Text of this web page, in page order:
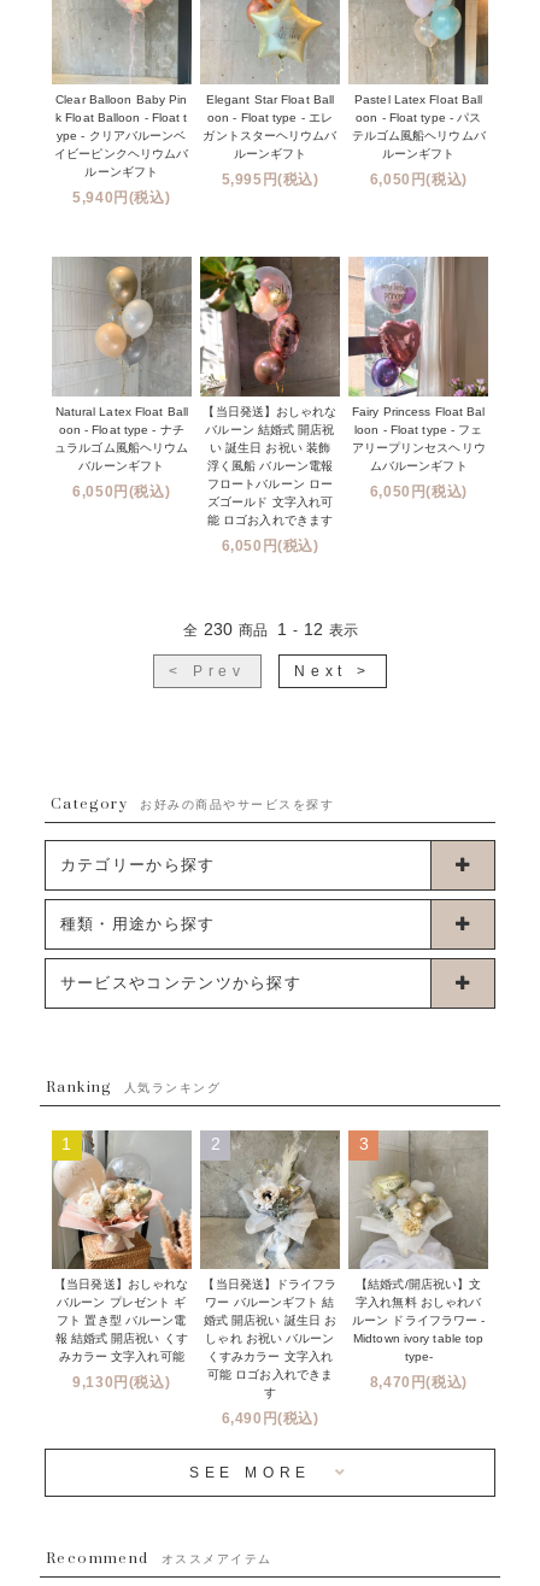
Clear Balloon Baby Pin
k Float Balloon - Float t
ype - クリアバルーンベ
イビーピンクヘリウムバ
ルーンギフト
5,940円(税込)
Elegant Star Float Ball
oon - Float type - エレ
ガントスターヘリウムバ
ルーンギフト
5,995円(税込)
Pastel Latex Float Ball
oon - Float type - パス
テルゴム風船ヘリウムバ
ルーンギフト
6,050円(税込)
Natural Latex Float Ball
oon - Float type - ナチ
ュラルゴム風船ヘリウム
バルーンギフト
6,050円(税込)
【当日発送】おしゃれな
バルーン 結婚式 開店祝
い 誕生日 お祝い 装飾
浮く風船 バルーン電報
フロートバルーン ロー
ズゴールド 文字入れ可
能 ロゴお入れできます
6,050円(税込)
Fairy Princess Float Bal
loon - Float type - フェ
アリープリンセスヘリウ
ムバルーンギフト
6,050円(税込)
全 230 商品 1 - 12 表示
< Prev Next >
Category お好みの商品やサービスを探す
カテゴリーから探す
卓上タイプバルーン
ブーケタイプバルーン
ムーンリットバルーン
コンフェッティバルーン
フリンジバルーン
デコレーションセット
プロップスバルーン
オプション
成人式・卒業式・入学式バルーンブーケ
種類・用途から探す
お誕生日
開店・周年祝い
発表会・劇場
その他お祝い
クリスマス
新商品
~３０００円
~５５００円
サービスやコンテンツから探す
発送について
Q&A
メッセージカード・電報について
オーダーメイドについて
セミオーダーについて
フリンジバルーンについて
コンフェッティバルーンについて
ハワイウェディングサービス
Ranking 人気ランキング
1
【当日発送】おしゃれな
バルーン プレゼント ギ
フト 置き型 バルーン電
報 結婚式 開店祝い くす
みカラー 文字入れ可能
9,130円(税込)
2
【当日発送】ドライフラ
ワー バルーンギフト 結
婚式 開店祝い 誕生日 お
しゃれ お祝い バルーン
くすみカラー 文字入れ
可能 ロゴお入れできま
す
6,490円(税込)
3
【結婚式/開店祝い】文
字入れ無料 おしゃれバ
ルーン ドライフラワー -
Midtown ivory table top
type-
8,470円(税込)
SEE MORE
Recommend オススメアイテム